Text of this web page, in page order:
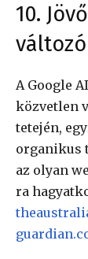
10.
A Google
közvetlen
tetején,
organikus
az olyan
ra